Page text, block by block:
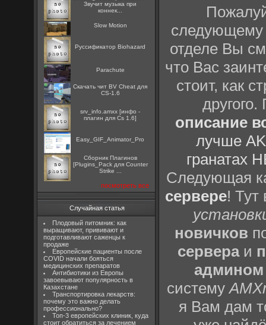
Звучит музыка при
коннек...
Slow Motion
Руссификатор Biohazard
Parachute
Скачать чит BV Cheat для
CS-1.6
srv_info.amxx [инфо -
плагин для Cs 1.6]
Easy_GIF_Animator_Pro
Сборник Плагинов
[Plugins_Pack для Counter
Strike ...
посмотреть все
Случайная статья
Плодовый питомник: как
выращивают, прививают и
подготавливают саженцы к
продаже
Европейские пациенты после
COVID начали бояться
медицинских препаратов
Антибиотики из Европы
завоевывают популярность в
Казахстане
Транспортировка лекарств:
почему это важно делать
профессионально?
Топ-3 европейских клиник, куда
стоит обратиться за лечением
отделе Вы
что Вас
стоит, как
описание
лучше
гранатах
Следующая
сервере! Тут
новичков
сервераи
админом
систему
я Вам дам